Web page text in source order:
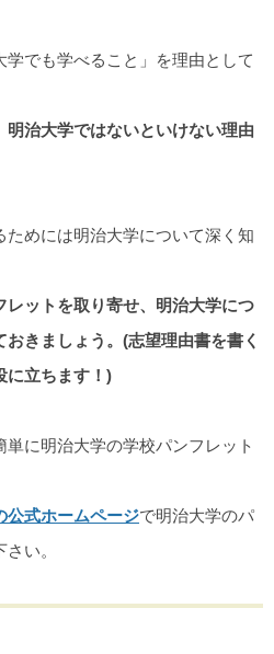
でも学べること」を理由として
治大学ではないといけない理由
ためには明治大学について深く知
レットを取り寄せ、明治大学につ
きましょう。(志望理由書を書く
に立ちます！)
単に明治大学の学校パンフレット
公式ホームページで明治大学のパ
い。